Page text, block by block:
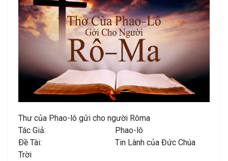
Thư của Phao-lô gửi cho người Rôma
Tác Giả: Phao-lô
Ðề Tài: Tin Lành của Đức Chúa
Trời